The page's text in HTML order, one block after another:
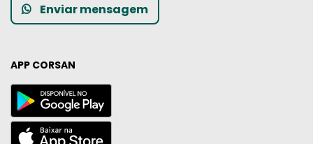
Enviar mensagem
APP CORSAN